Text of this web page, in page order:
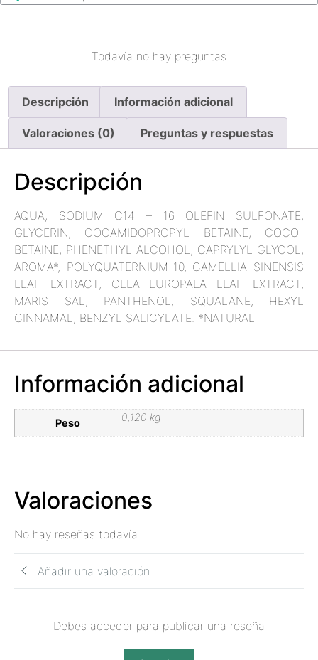
Todavía no hay preguntas
Descripción Información adicional
Valoraciones (0) Preguntas y respuestas
Descripción
AQUA, SODIUM C14 – 16 OLEFIN SULFONATE,
GLYCERIN, COCAMIDOPROPYL BETAINE, COCO-
BETAINE, PHENETHYL ALCOHOL, CAPRYLYL GLYCOL,
AROMA*, POLYQUATERNIUM-10, CAMELLIA SINENSIS
LEAF EXTRACT, OLEA EUROPAEA LEAF EXTRACT,
MARIS SAL, PANTHENOL, SQUALANE, HEXYL
CINNAMAL, BENZYL SALICYLATE. *NATURAL
Información adicional
Peso 0,120 kg
Valoraciones
No hay reseñas todavía
Añadir una valoración
Debes acceder para publicar una reseña